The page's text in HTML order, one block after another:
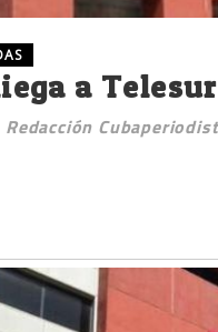
a
Redacción